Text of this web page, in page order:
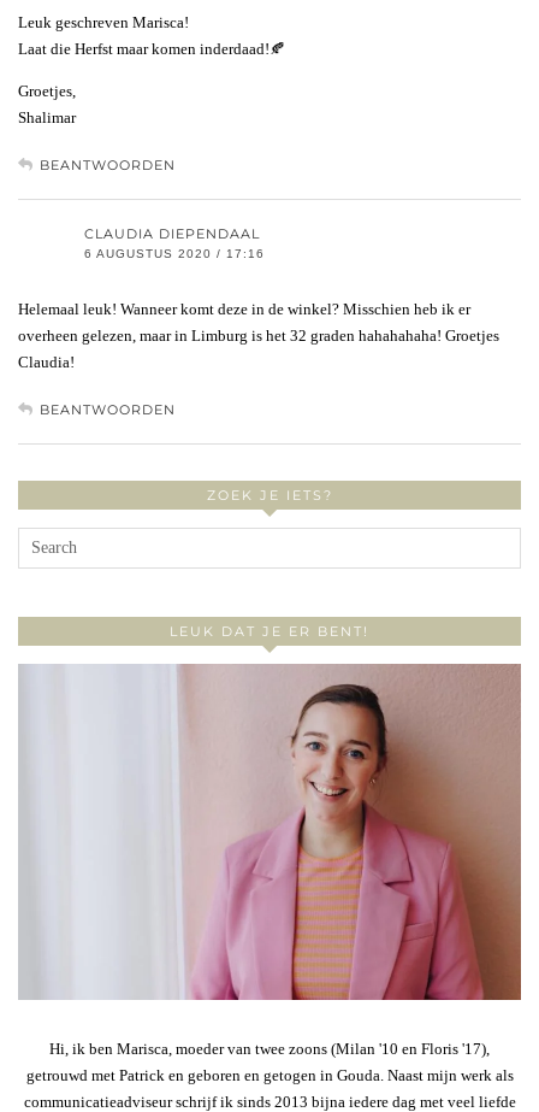
Leuk geschreven Marisca!
Laat die Herfst maar komen inderdaad!🍂
Groetjes,
Shalimar
BEANTWOORDEN
CLAUDIA DIEPENDAAL
6 AUGUSTUS 2020 / 17:16
Helemaal leuk! Wanneer komt deze in de winkel? Misschien heb ik er
overheen gelezen, maar in Limburg is het 32 graden hahahahaha! Groetjes
Claudia!
BEANTWOORDEN
ZOEK JE IETS?
LEUK DAT JE ER BENT!
Hi, ik ben Marisca, moeder van twee zoons (Milan '10 en Floris '17),
getrouwd met Patrick en geboren en getogen in Gouda. Naast mijn werk als
communicatieadviseur schrijf ik sinds 2013 bijna iedere dag met veel liefde